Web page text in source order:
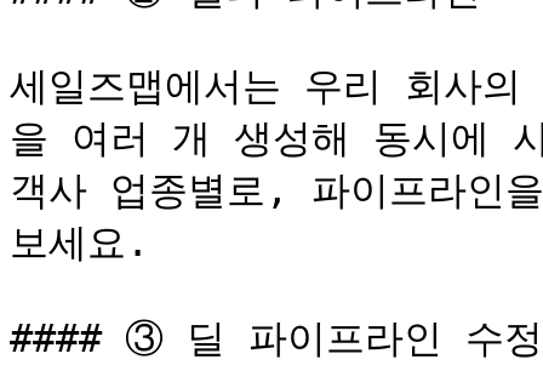
세일즈맵에서는 우리 회사
을 여러 개 생성해 동시에
객사 업종별로, 파이프라인
보세요.
#### ③ 딜 파이프라인 수정